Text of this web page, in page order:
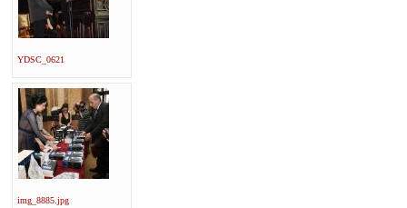
YDSC_0621
img_8885.jpg